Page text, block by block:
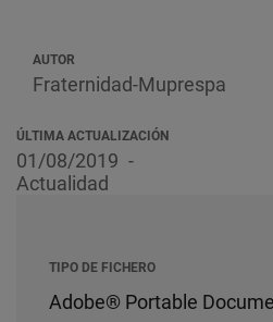
AUTOR
Fraternidad-Muprespa
ÚLTIMA ACTUALIZACIÓN
01/08/2019
Actualidad
TIPO DE FICHERO
Adobe® Portable